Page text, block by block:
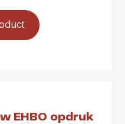
EHBO opdruk